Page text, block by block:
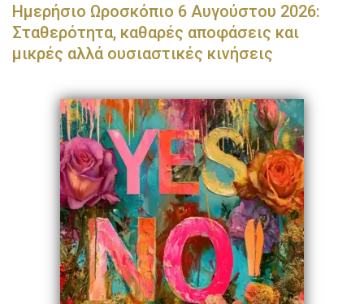
Ημερήσιο Ωροσκόπιο 6 Αυγούστου 2026:
Σταθερότητα, καθαρές αποφάσεις και
μικρές αλλά ουσιαστικές κινήσεις